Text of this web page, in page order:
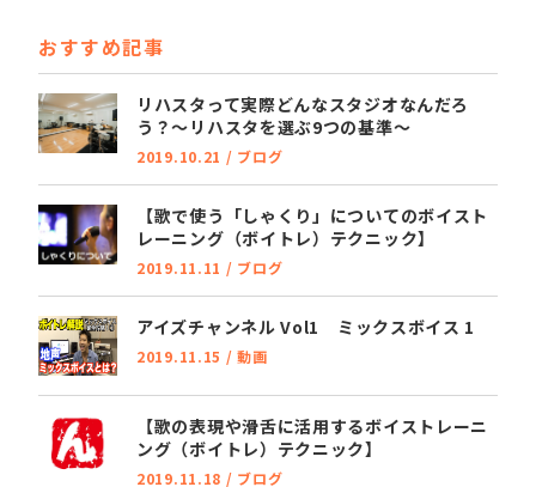
e
b
o
o
k
t
e
r
おすすめ記事
リハスタって実際どんなスタジオなんだろ
う？～リハスタを選ぶ9つの基準～
2019.10.21 / ブログ
【歌で使う「しゃくり」についてのボイスト
レーニング（ボイトレ）テクニック】
2019.11.11 / ブログ
アイズチャンネル Vol1 ミックスボイス 1
2019.11.15 /動画
【歌の表現や滑舌に活用するボイストレーニ
ング（ボイトレ）テクニック】
2019.11.18 / ブログ